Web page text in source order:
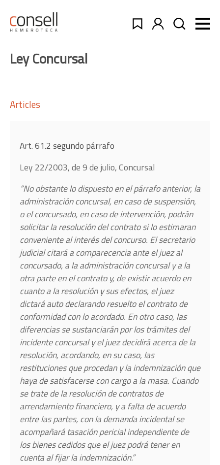
Ley Concursal
Articles
Art. 61.2 segundo párrafo
Ley 22/2003, de 9 de julio, Concursal
“No obstante lo dispuesto en el párrafo anterior, la
administración concursal, en caso de suspensión,
o el concursado, en caso de intervención, podrán
solicitar la resolución del contrato si lo estimaran
conveniente al interés del concurso. El secretario
judicial citará a comparecencia ante el juez al
concursado, a la administración concursal y a la
otra parte en el contrato y, de existir acuerdo en
cuanto a la resolución y sus efectos, el juez
dictará auto declarando resuelto el contrato de
conformidad con lo acordado. En otro caso, las
diferencias se sustanciarán por los trámites del
incidente concursal y el juez decidirá acerca de la
resolución, acordando, en su caso, las
restituciones que procedan y la indemnización que
haya de satisfacerse con cargo a la masa. Cuando
se trate de la resolución de contratos de
arrendamiento financiero, y a falta de acuerdo
entre las partes, con la demanda incidental se
acompañará tasación pericial independiente de
los bienes cedidos que el juez podrá tener en
cuenta al fijar la indemnización.”